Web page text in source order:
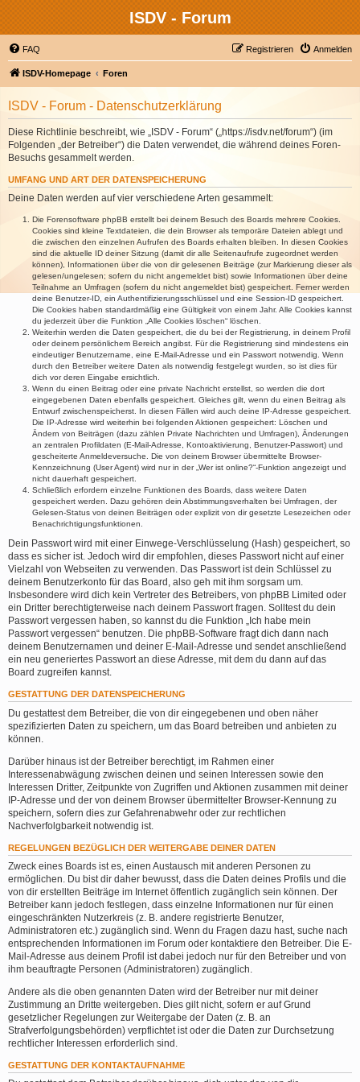
ISDV - Forum
FAQ Anmelden
Registrieren
ISDV-Homepage Foren
ISDV - Forum - Datenschutzerklärung
Diese Richtlinie beschreibt, wie „ISDV - Forum“ („https://isdv.net/forum“) (im
Folgenden „der Betreiber“) die Daten verwendet, die während deines Foren-
Besuchs gesammelt werden.
UMFANG UND ART DER DATENSPEICHERUNG
Deine Daten werden auf vier verschiedene Arten gesammelt:
Die Forensoftware phpBB erstellt bei deinem Besuch des Boards mehrere Cookies.
Cookies sind kleine Textdateien, die dein Browser als temporäre Dateien ablegt und
die zwischen den einzelnen Aufrufen des Boards erhalten bleiben. In diesen Cookies
sind die aktuelle ID deiner Sitzung (damit dir alle Seitenaufrufe zugeordnet werden
können), Informationen über die von dir gelesenen Beiträge (zur Markierung dieser als
gelesen/ungelesen; sofern du nicht angemeldet bist) sowie Informationen über deine
Teilnahme an Umfragen (sofern du nicht angemeldet bist) gespeichert. Ferner werden
deine Benutzer-ID, ein Authentifizierungsschlüssel und eine Session-ID gespeichert.
Die Cookies haben standardmäßig eine Gültigkeit von einem Jahr. Alle Cookies kannst
du jederzeit über die Funktion „Alle Cookies löschen“ löschen.
Weiterhin werden die Daten gespeichert, die du bei der Registrierung, in deinem Profil
oder deinem persönlichem Bereich angibst. Für die Registrierung sind mindestens ein
eindeutiger Benutzername, eine E-Mail-Adresse und ein Passwort notwendig. Wenn
durch den Betreiber weitere Daten als notwendig festgelegt wurden, so ist dies für
dich vor deren Eingabe ersichtlich.
Wenn du einen Beitrag oder eine private Nachricht erstellst, so werden die dort
eingegebenen Daten ebenfalls gespeichert. Gleiches gilt, wenn du einen Beitrag als
Entwurf zwischenspeicherst. In diesen Fällen wird auch deine IP-Adresse gespeichert.
Die IP-Adresse wird weiterhin bei folgenden Aktionen gespeichert: Löschen und
Ändern von Beiträgen (dazu zählen Private Nachrichten und Umfragen), Änderungen
an zentralen Profildaten (E-Mail-Adresse, Kontoaktivierung, Benutzer-Passwort) und
gescheiterte Anmeldeversuche. Die von deinem Browser übermittelte Browser-
Kennzeichnung (User Agent) wird nur in der „Wer ist online?“-Funktion angezeigt und
nicht dauerhaft gespeichert.
Schließlich erfordern einzelne Funktionen des Boards, dass weitere Daten
gespeichert werden. Dazu gehören dein Abstimmungsverhalten bei Umfragen, der
Gelesen-Status von deinen Beiträgen oder explizit von dir gesetzte Lesezeichen oder
Benachrichtigungsfunktionen.
Dein Passwort wird mit einer Einwege-Verschlüsselung (Hash) gespeichert, so
dass es sicher ist. Jedoch wird dir empfohlen, dieses Passwort nicht auf einer
Vielzahl von Webseiten zu verwenden. Das Passwort ist dein Schlüssel zu
deinem Benutzerkonto für das Board, also geh mit ihm sorgsam um.
Insbesondere wird dich kein Vertreter des Betreibers, von phpBB Limited oder
ein Dritter berechtigterweise nach deinem Passwort fragen. Solltest du dein
Passwort vergessen haben, so kannst du die Funktion „Ich habe mein
Passwort vergessen“ benutzen. Die phpBB-Software fragt dich dann nach
deinem Benutzernamen und deiner E-Mail-Adresse und sendet anschließend
ein neu generiertes Passwort an diese Adresse, mit dem du dann auf das
Board zugreifen kannst.
GESTATTUNG DER DATENSPEICHERUNG
Du gestattest dem Betreiber, die von dir eingegebenen und oben näher
spezifizierten Daten zu speichern, um das Board betreiben und anbieten zu
können.
Darüber hinaus ist der Betreiber berechtigt, im Rahmen einer
Interessenabwägung zwischen deinen und seinen Interessen sowie den
Interessen Dritter, Zeitpunkte von Zugriffen und Aktionen zusammen mit deiner
IP-Adresse und der von deinem Browser übermittelter Browser-Kennung zu
speichern, sofern dies zur Gefahrenabwehr oder zur rechtlichen
Nachverfolgbarkeit notwendig ist.
REGELUNGEN BEZÜGLICH DER WEITERGABE DEINER DATEN
Zweck eines Boards ist es, einen Austausch mit anderen Personen zu
ermöglichen. Du bist dir daher bewusst, dass die Daten deines Profils und die
von dir erstellten Beiträge im Internet öffentlich zugänglich sein können. Der
Betreiber kann jedoch festlegen, dass einzelne Informationen nur für einen
eingeschränkten Nutzerkreis (z. B. andere registrierte Benutzer,
Administratoren etc.) zugänglich sind. Wenn du Fragen dazu hast, suche nach
entsprechenden Informationen im Forum oder kontaktiere den Betreiber. Die E-
Mail-Adresse aus deinem Profil ist dabei jedoch nur für den Betreiber und von
ihm beauftragte Personen (Administratoren) zugänglich.
Andere als die oben genannten Daten wird der Betreiber nur mit deiner
Zustimmung an Dritte weitergeben. Dies gilt nicht, sofern er auf Grund
gesetzlicher Regelungen zur Weitergabe der Daten (z. B. an
Strafverfolgungsbehörden) verpflichtet ist oder die Daten zur Durchsetzung
rechtlicher Interessen erforderlich sind.
GESTATTUNG DER KONTAKTAUFNAHME